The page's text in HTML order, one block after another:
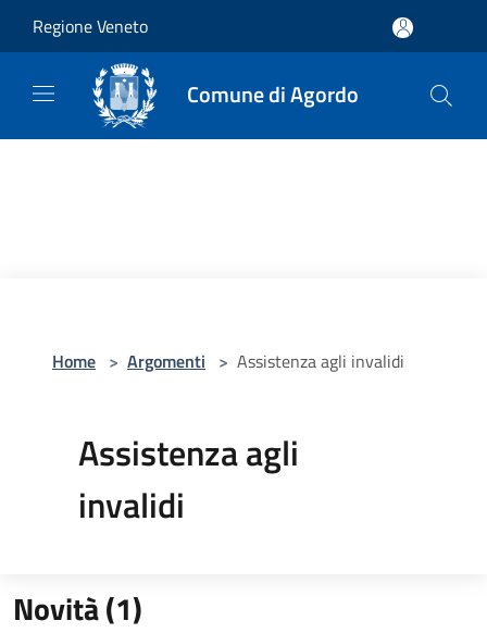
Regione Veneto
Comune di Agordo
Home > Argomenti > Assistenza agli invalidi
Assistenza agli
invalidi
Novità (1)